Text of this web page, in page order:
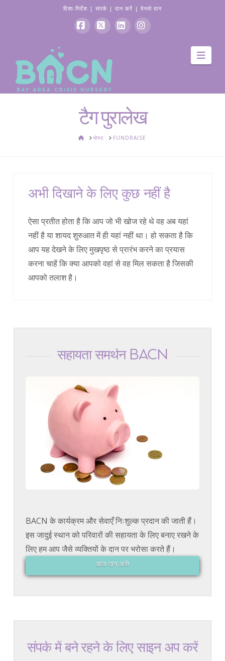
दिशा-निर्देश | संपर्क| दान करें | वेनमो दान
टैग पुरालेख
घर पोस्ट FUNDRAISE
अभी दिखाने के लिए कुछ नहीं है
ऐसा प्रतीत होता है कि आप जो भी खोज रहे थे वह अब यहां
नहीं है या शायद शुरुआत में ही यहां नहीं था। हो सकता है कि
आप यह देखने के लिए मुखपृष्ठ से प्रारंभ करने का प्रयास
करना चाहें कि क्या आपको वहां से वह मिल सकता है जिसकी
आपको तलाश है।
सहायता समर्थन BACN
BACN के कार्यक्रम और सेवाएँ निःशुल्क प्रदान की जाती हैं।
इस जादुई स्थान को परिवारों की सहायता के लिए बनाए रखने के
लिए हम आप जैसे व्यक्तियों के दान पर भरोसा करते हैं।
आज दान करें!
संपर्क में बने रहने के लिए साइन अप करें